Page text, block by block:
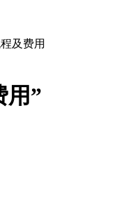
及费用
用”